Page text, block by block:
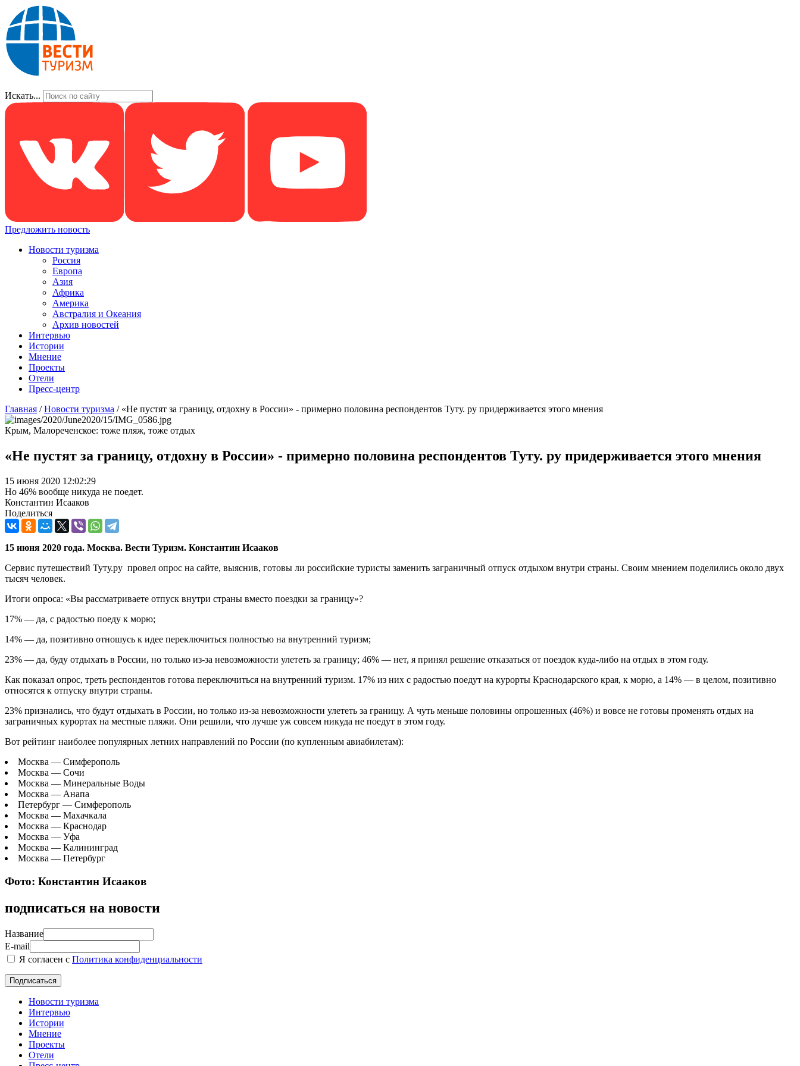
Искать...
Предложить новость
Новости туризма
Россия
Европа
Азия
Африка
Америка
Австралия и Океания
Архив новостей
Интервью
Истории
Мнение
Проекты
Отели
Пресс-центр
Главная /Новости туризма / «Не пустят за границу, отдохну в России» - примерно половина респондентов Туту. ру придерживается этого мнения
Крым, Малореченское: тоже пляж, тоже отдых
«Не пустят за границу, отдохну в России» - примерно половина респондентов Туту. ру придерживается этого мнения
15 июня 2020 12:02:29
Но 46% вообще никуда не поедет.
Константин Исааков
Поделиться
15 июня 2020 года. Москва. Вести Туризм. Константин Исааков
Сервис путешествий Туту.ру провел опрос на сайте, выяснив, готовы ли российские туристы заменить заграничный отпуск отдыхом внутри страны. Своим мнением поделились около двух
тысяч человек.
Итоги опроса: «Вы рассматриваете отпуск внутри страны вместо поездки за границу»?
17% — да, с радостью поеду к морю;
14% — да, позитивно отношусь к идее переключиться полностью на внутренний туризм;
23% — да, буду отдыхать в России, но только из-за невозможности улететь за границу; 46% — нет, я принял решение отказаться от поездок куда-либо на отдых в этом году.
Как показал опрос, треть респондентов готова переключиться на внутренний туризм. 17% из них с радостью поедут на курорты Краснодарского края, к морю, а 14% — в целом, позитивно
относятся к отпуску внутри страны.
23% признались, что будут отдыхать в России, но только из-за невозможности улететь за границу. А чуть меньше половины опрошенных (46%) и вовсе не готовы променять отдых на
заграничных курортах на местные пляжи. Они решили, что лучше уж совсем никуда не поедут в этом году.
Вот рейтинг наиболее популярных летних направлений по России (по купленным авиабилетам):
Москва — Симферополь
Москва — Сочи
Москва — Минеральные Воды
Москва — Анапа
Петербург — Симферополь
Москва — Махачкала
Москва — Краснодар
Москва — Уфа
Москва — Калининград
Москва — Петербург
Фото: Константин Исааков
подписаться на новости
Название
E-mail
Я согласен с Политика конфиденциальности
Новости туризма
Интервью
Истории
Мнение
Проекты
Отели